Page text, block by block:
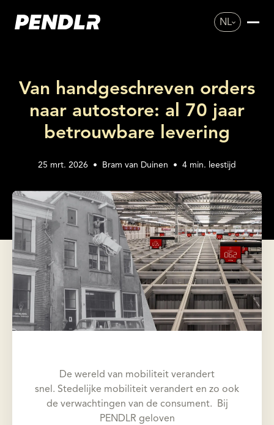
NL
Van handgeschreven orders
naar autostore: al 70 jaar
betrouwbare levering
25 mrt. 2026 • Bram van Duinen • 4 min. leestijd
De wereld van mobiliteit verandert
snel. Stedelijke mobiliteit verandert en zo ook
de verwachtingen van de consument. Bij
PENDLR geloven